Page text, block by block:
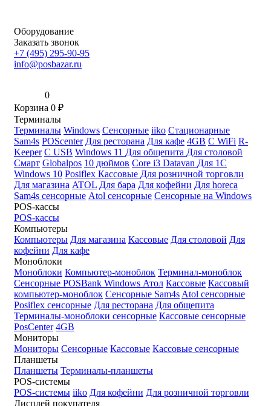
Оборудование
Заказать звонок
+7 (495) 295-90-95
info@posbazar.ru
0
Корзина 0 ₽
Терминалы
Терминалы Windows Сенсорные iiko Стационарные
Sam4s POScenter Для ресторана Для кафе 4GB С WiFi R-
Keeper С USB Windows 11 Для общепита Для столовой
Смарт Globalpos 10 дюймов Core i3 Datavan Для 1С
Windows 10 Posiflex Кассовые Для розничной торговли
Для магазина ATOL Для бара Для кофейни Для horeca
Sam4s сенсорные Atol сенсорные Сенсорные на Windows
POS-кассы
POS-кассы
Компьютеры
Компьютеры Для магазина Кассовые Для столовой Для
кофейни Для кафе
Моноблоки
Моноблоки Компьютер-моноблок Терминал-моноблок
Сенсорные POSBank Windows Атол Кассовые Кассовый
компьютер-моноблок Сенсорные Sam4s Atol сенсорные
Posiflex сенсорные Для ресторана Для общепита
Терминалы-моноблоки сенсорные Кассовые сенсорные
PosCenter 4GB
Мониторы
Мониторы Сенсорные Кассовые Кассовые сенсорные
Планшеты
Планшеты Терминалы-планшеты
POS-системы
POS-системы iiko Для кофейни Для розничной торговли
Дисплей покупателя